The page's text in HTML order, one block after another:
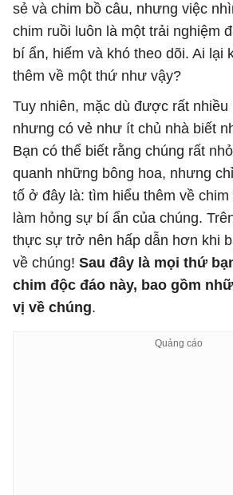
sẻ và chim bồ câu, nhưng việc
chim ruồi luôn là một trải nghiệm
bí ẩn, hiếm và khó theo dõi. Ai lại
thêm về một thứ như vậy?
Tuy nhiên, mặc dù được rất
nhưng có vẻ như ít chủ nhà biết
Bạn có thể biết rằng chúng rất
quanh những bông hoa, nhưng
tố ở đây là: tìm hiểu thêm về chim
làm hỏng sự bí ẩn của chúng.
thực sự trở nên hấp dẫn hơn khi
về chúng! Sau đây là mọi thứ
chim độc đáo này, bao gồm
vị về chúng.